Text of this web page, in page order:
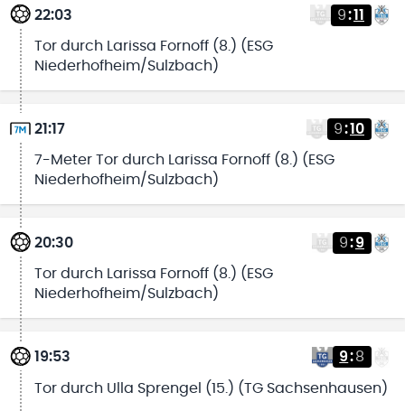
22:03 9:11
Tor durch Larissa Fornoff (8.) (ESG
Niederhofheim/Sulzbach)
21:17 9:10
7-Meter Tor durch Larissa Fornoff (8.) (ESG
Niederhofheim/Sulzbach)
20:30 9:9
Tor durch Larissa Fornoff (8.) (ESG
Niederhofheim/Sulzbach)
19:53 9:8
Tor durch Ulla Sprengel (15.) (TG Sachsenhausen)